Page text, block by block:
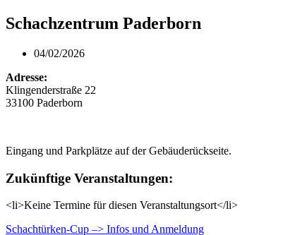
Schachzentrum Paderborn
04/02/2026
Adresse:
Klingenderstraße 22
33100 Paderborn
Eingang und Parkplätze auf der Gebäuderückseite.
Zukünftige Veranstaltungen:
<li>Keine Termine für diesen Veranstaltungsort</li>
Schachtürken-Cup –> Infos und Anmeldung